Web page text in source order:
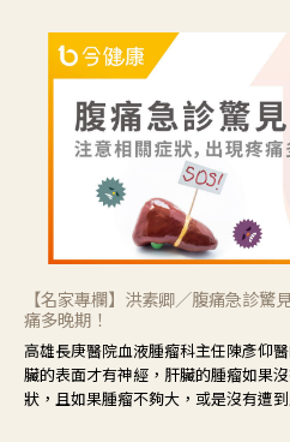
【名家專欄】洪素卿／腹痛急診
痛多晚期！
高雄長庚醫院血液腫瘤科主任陳彥仰
臟的表面才有神經，肝臟的腫瘤如果
狀，且如果腫瘤不夠大，或是沒有遭